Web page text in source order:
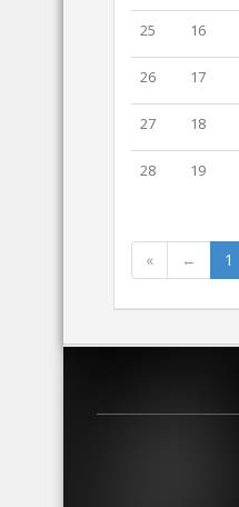
25 16
26 17
27 18
28 19
« ← 1